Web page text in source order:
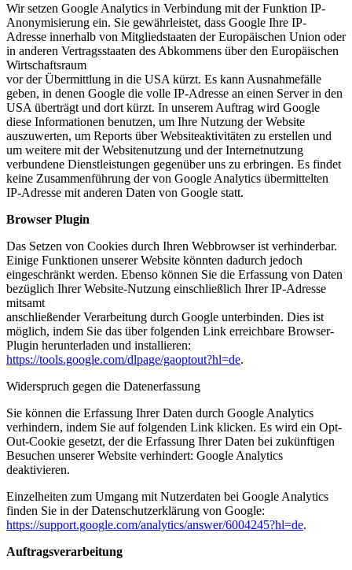
Wir setzen Google Analytics in Verbindung mit der Funktion IP-
Anonymisierung ein. Sie gewährleistet, dass Google Ihre IP-
Adresse innerhalb von Mitgliedstaaten der Europäischen Union oder
in anderen Vertragsstaaten des Abkommens über den Europäischen
Wirtschaftsraum
vor der Übermittlung in die USA kürzt. Es kann Ausnahmefälle
geben, in denen Google die volle IP-Adresse an einen Server in den
USA überträgt und dort kürzt. In unserem Auftrag wird Google
diese Informationen benutzen, um Ihre Nutzung der Website
auszuwerten, um Reports über Websiteaktivitäten zu erstellen und
um weitere mit der Websitenutzung und der Internetnutzung
verbundene Dienstleistungen gegenüber uns zu erbringen. Es findet
keine Zusammenführung der von Google Analytics übermittelten
IP-Adresse mit anderen Daten von Google statt.
Browser Plugin
Das Setzen von Cookies durch Ihren Webbrowser ist verhinderbar.
Einige Funktionen unserer Website könnten dadurch jedoch
eingeschränkt werden. Ebenso können Sie die Erfassung von Daten
bezüglich Ihrer Website-Nutzung einschließlich Ihrer IP-Adresse
mitsamt
anschließender Verarbeitung durch Google unterbinden. Dies ist
möglich, indem Sie das über folgenden Link erreichbare Browser-
Plugin herunterladen und installieren:
https://tools.google.com/dlpage/gaoptout?hl=de.
Widerspruch gegen die Datenerfassung
Sie können die Erfassung Ihrer Daten durch Google Analytics
verhindern, indem Sie auf folgenden Link klicken. Es wird ein Opt-
Out-Cookie gesetzt, der die Erfassung Ihrer Daten bei zukünftigen
Besuchen unserer Website verhindert: Google Analytics
deaktivieren.
Einzelheiten zum Umgang mit Nutzerdaten bei Google Analytics
finden Sie in der Datenschutzerklärung von Google:
https://support.google.com/analytics/answer/6004245?hl=de.
Auftragsverarbeitung